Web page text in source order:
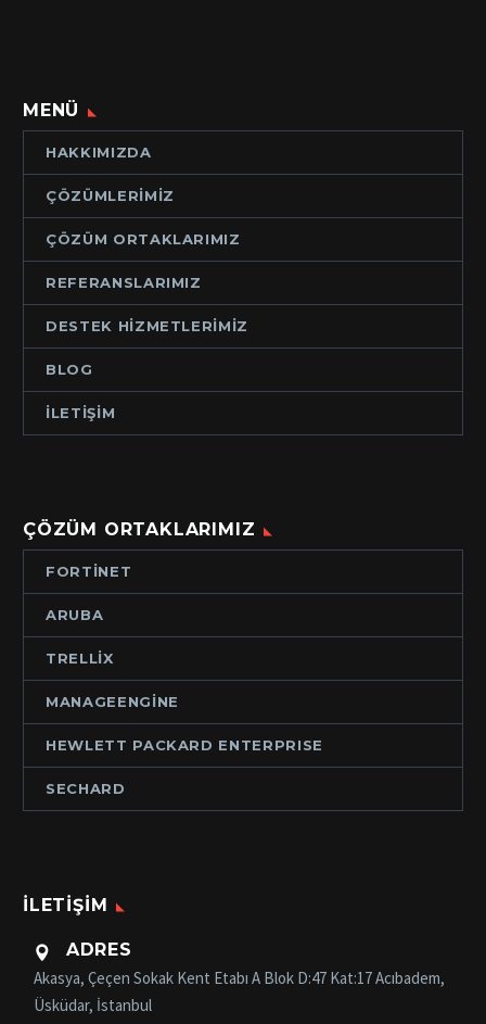
MENÜ
HAKKIMIZDA
ÇÖZÜMLERIMIZ
ÇÖZÜM ORTAKLARIMIZ
REFERANSLARIMIZ
DESTEK HIZMETLERIMIZ
BLOG
İLETIŞIM
ÇÖZÜM ORTAKLARIMIZ
FORTINET
ARUBA
TRELLIX
MANAGEENGINE
HEWLETT PACKARD ENTERPRISE
SECHARD
İLETIŞIM

ADRES
Akasya, Çeçen Sokak Kent Etabı A Blok D:47 Kat:17 Acıbadem,
Üsküdar, İstanbul